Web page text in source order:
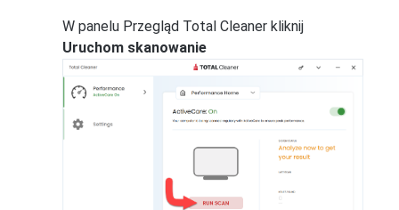
W panelu Przegląd Total Cleaner kliknij
Uruchom skanowanie